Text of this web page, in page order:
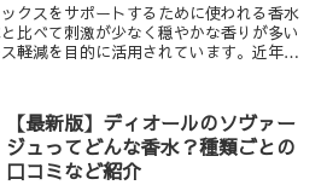
クスをサポートするために使われる香水
比べて刺激が少なく穏やかな香りが多い
軽減を目的に活用されています。近年で
【最新版】ディオールのソヴァー
ジュってどんな香水？種類ごとの
口コミなど紹介